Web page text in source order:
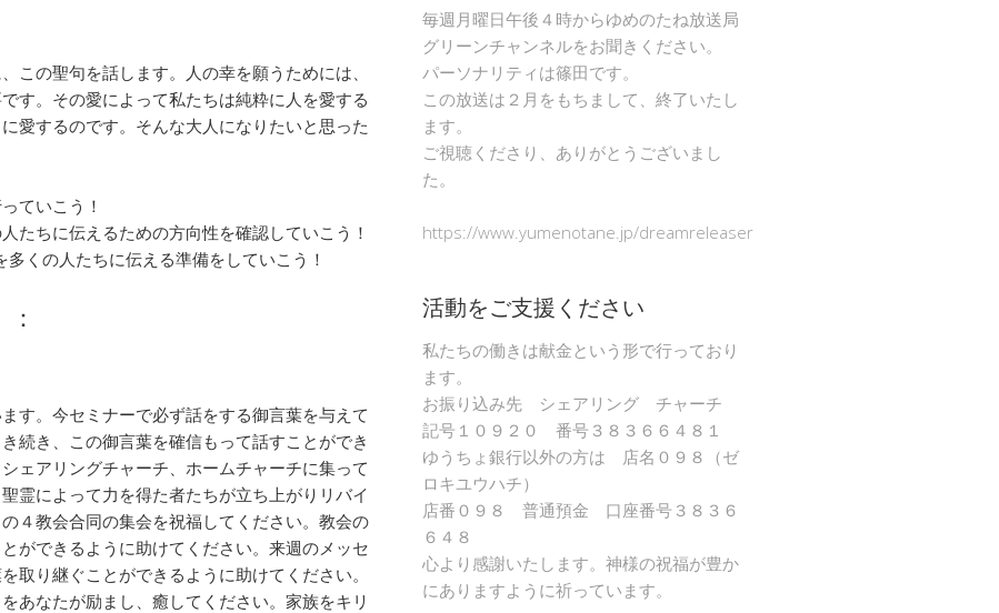
この聖句を話します。人の幸を願うためには、
す。その愛によって私たちは純粋に人を愛する
愛するのです。そんな大人になりたいと思った
ていこう！
たちに伝えるための方向性を確認していこう！
くの人たちに伝える準備をしていこう！
す。今セミナーで必ず話をする御言葉を与えて
続き、この御言葉を確信もって話すことができ
ェアリングチャーチ、ホームチャーチに集って
霊によって力を得た者たちが立ち上がりリバイ
４教会合同の集会を祝福してください。教会の
ができるように助けてください。来週のメッセ
取り継ぐことができるように助けてください。
あなたが励まし、癒してください。家族をキリ
毎週月曜日午後４時からゆめのたね放送局
グリーンチャンネルをお聞きください。
パーソナリティは篠田です。
この放送は２月をもちまして、終了いたし
ます。
ご視聴くださり、ありがとうございまし
た。
https://www.yumenotane.jp/dreamreleaser
活動をご支援ください
私たちの働きは献金という形で行っており
ます。
お振り込み先 シェアリング チャーチ
記号１０９２０ 番号３８３６６４８１
ゆうちょ銀行以外の方は 店名０９８（ゼ
ロキユウハチ）
店番０９８ 普通預金 口座番号３８３６
６４８
心より感謝いたします。神様の祝福が豊か
にありますように祈っています。